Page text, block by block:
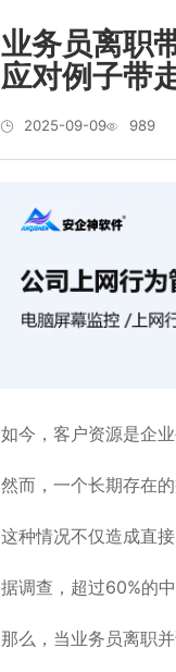
业务员离职
应对例子带
2025-09-09 989
如今，客户资源是企
然而，一个长期存在
这种情况不仅造成直
据调查，超过60%的
那么，当业务员离职